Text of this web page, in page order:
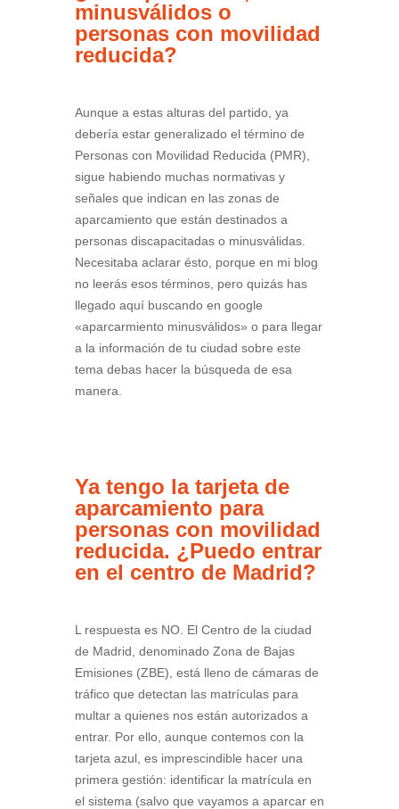
minusválidos o
personas con movilidad
reducida?
Aunque a estas alturas del partido, ya
debería estar generalizado el término de
Personas con Movilidad Reducida (PMR),
sigue habiendo muchas normativas y
señales que indican en las zonas de
aparcamiento que están destinados a
personas discapacitadas o minusválidas.
Necesitaba aclarar ésto, porque en mi blog
no leerás esos términos, pero quizás has
llegado aquí buscando en google
«aparcarmiento minusválidos» o para llegar
a la información de tu ciudad sobre este
tema debas hacer la búsqueda de esa
manera.
Ya tengo la tarjeta de
aparcamiento para
personas con movilidad
reducida. ¿Puedo entrar
en el centro de Madrid?
L respuesta es NO. El Centro de la ciudad
de Madrid, denominado Zona de Bajas
Emisiones (ZBE), está lleno de cámaras de
tráfico que detectan las matrículas para
multar a quienes nos están autorizados a
entrar. Por ello, aunque contemos con la
tarjeta azul, es imprescindible hacer una
primera gestión: identificar la matrícula en
el sistema (salvo que vayamos a aparcar en